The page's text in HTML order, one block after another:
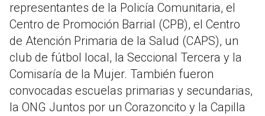
representantes de la Policía Comunitaria, el
Centro de Promoción Barrial (CPB), el Centro
de Atención Primaria de la Salud (CAPS), un
club de fútbol local, la Seccional Tercera y la
Comisaría de la Mujer. También fueron
convocadas escuelas primarias y secundarias,
la ONG Juntos por un Corazoncito y la Capilla